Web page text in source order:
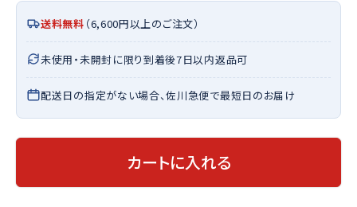
送料無料 （6,600円以上のご注文）
未使用・未開封に限り到着後7日以内返品可
配送日の指定がない場合、佐川急便で最短日のお届け
カートに入れる